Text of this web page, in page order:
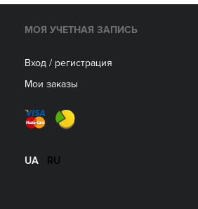
МОЯ УЧЕТНАЯ ЗАПИСЬ
Вход / регистрация
Мои заказы
UA RU